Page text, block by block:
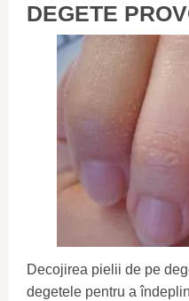
DEGETE
Decojirea pielii de pe
degetele pentru a